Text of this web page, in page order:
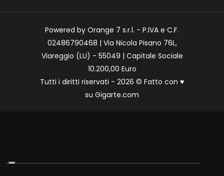
Powered by Orange 7 s.r.l. - P.IVA e C.F.
02486790468 | Via Nicola Pisano 76L,
Viareggio (LU) - 55049 | Capitale Sociale
10.200,00 Euro
Tutti i diritti riservati - 2026 © Fatto con ♥
su Gigarte.com